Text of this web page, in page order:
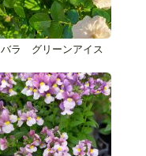
バラ グリーンアイス